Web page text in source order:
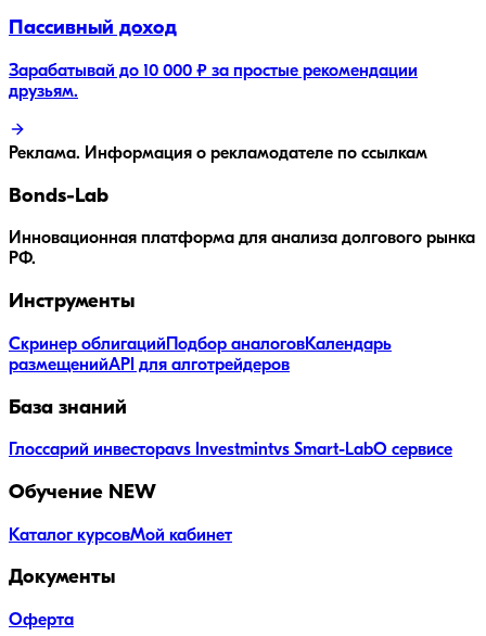
Пассивный доход
Зарабатывай до 10 000 ₽ за простые рекомендации
друзьям.
Реклама. Информация о рекламодателе по ссылкам
Bonds-Lab
Инновационная платформа для анализа долгового рынка
РФ.
Инструменты
Скринер облигаций Подбор аналоговКалендарь
размещенийAPI для алготрейдеров
База знаний
Глоссарий инвестораvs Investmintvs Smart-LabО сервисе
Обучение NEW
Каталог курсовМой кабинет
Документы
Оферта